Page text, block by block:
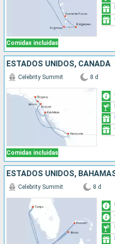
Comidas incluidas
ESTADOS UNIDOS, CANADÁ
Comidas incluidas
Celebrity Summit 8 d
ESTADOS UNIDOS,
Celebrity Summit 8 d